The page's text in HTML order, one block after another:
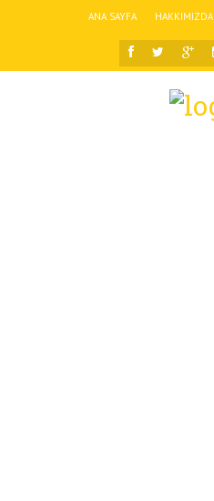
ANA SAYFA HAKKIMIZDA